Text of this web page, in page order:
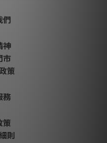
們
神
市
策
務
策
則